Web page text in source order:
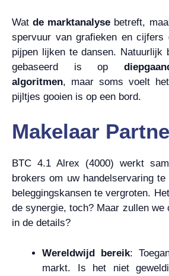
Wat de marktanalyse betreft,
spervuur van grafieken en cijfers
pijpen lijken te dansen. Natuurlijk
gebaseerd is op
algoritmen, maar soms voelt
pijltjes gooien is op een bord.
Makelaar
BTC 4.1 Alrex (4000) werkt
brokers om uw handelservaring
beleggingskansen te vergroten.
de synergie, toch? Maar zullen we
in de details?
Wereldwijd bereik:
markt. Is het niet